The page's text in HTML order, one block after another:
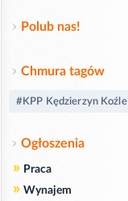
Polub nas!
Chmura tagów
#KPP Kędzierzyn Koźle
Ogłoszenia
» Praca
» Wynajem